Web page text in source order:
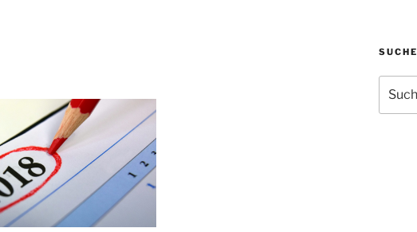
SUCHE
nach: